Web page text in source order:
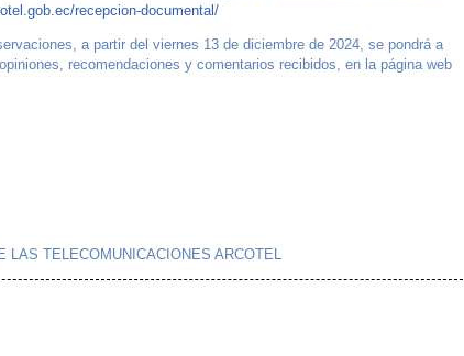
recepcion-documental/
a partir del viernes 13 de diciembre de 2024, se pondrá a
recomendaciones y comentarios recibidos, en la página web
LAS TELECOMUNICACIONES ARCOTEL